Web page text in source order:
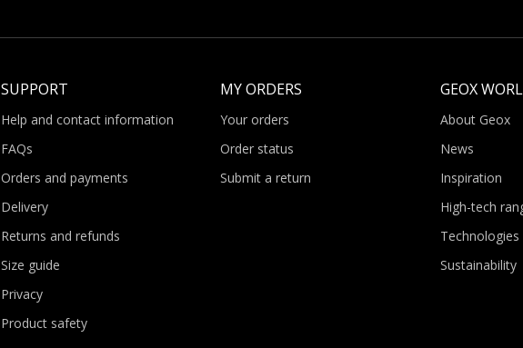
SUPPORT
Help and contact information
FAQs
Orders and payments
Delivery
Returns and refunds
Size guide
Privacy
Product safety
MY ORDERS
Your orders
Order status
Submit a return
GEOX
About Geox
News
Inspiration
High-tech
Technologies
Sustainability